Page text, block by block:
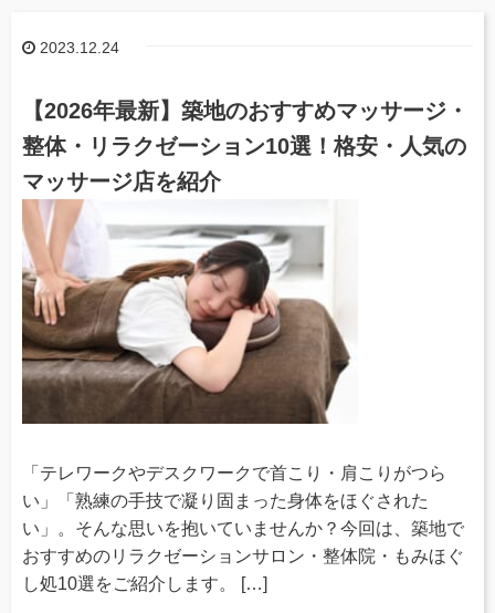
2023.12.24
【2026年最新】築地のおすすめマッサージ・
整体・リラクゼーション10選！格安・人気の
マッサージ店を紹介
「テレワークやデスクワークで首こり・肩こりがつら
い」「熟練の手技で凝り固まった身体をほぐされた
い」。そんな思いを抱いていませんか？今回は、築地で
おすすめのリラクゼーションサロン・整体院・もみほぐ
し処10選をご紹介します。 […]